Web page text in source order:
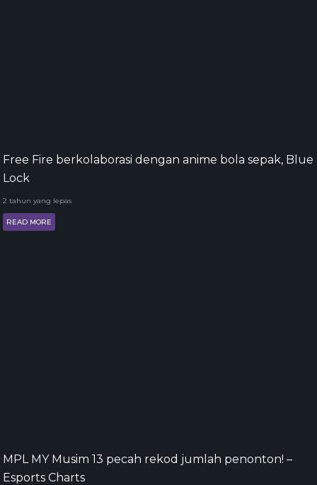
Free Fire berkolaborasi dengan anime bola sepak, Blue
Lock
2 tahun yang lepas
READ MORE
MPL MY Musim 13 pecah rekod jumlah penonton! –
Esports Charts